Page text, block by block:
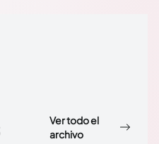
Ver todo el
archivo